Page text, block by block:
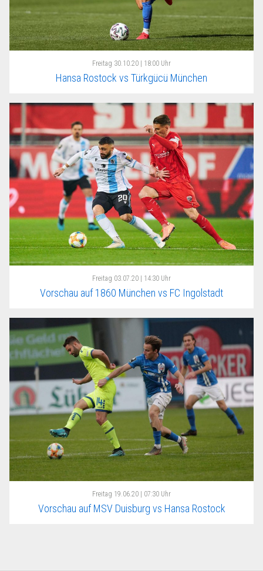
Freitag 30.10.20 | 18:00 Uhr
Hansa Rostock vs Türkgücü München
Freitag 03.07.20 | 14:30 Uhr
Vorschau auf 1860 München vs FC Ingolstadt
Freitag 19.06.20 | 07:30 Uhr
Vorschau auf MSV Duisburg vs Hansa Rostock